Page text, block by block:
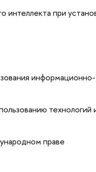
интеллекта при
информационно-
технологий
праве